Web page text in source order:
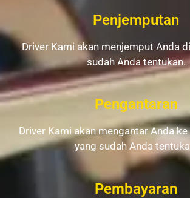
Penjemputan
Driver Kami akan menjemput Anda
sudah Anda tentukan.
Pengantaran
Driver Kami akan mengantar Anda
yang sudah Anda
Pembayaran